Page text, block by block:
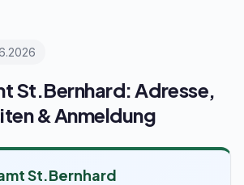
St.Bernhard: Adresse,
& Anmeldung
St.Bernhard